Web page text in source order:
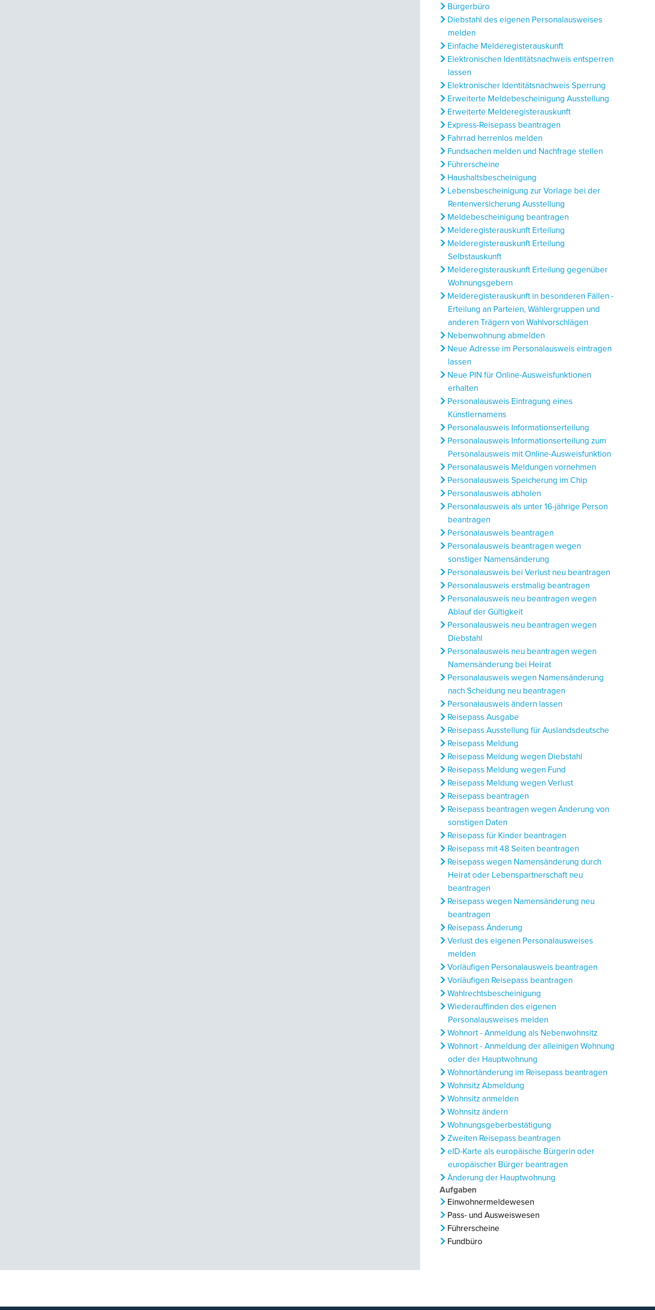
Bürgerbüro
Diebstahl des eigenen Personalausweises
melden
Einfache Melderegisterauskunft
Elektronischen Identitätsnachweis entsperren
lassen
Elektronischer Identitätsnachweis Sperrung
Erweiterte Meldebescheinigung Ausstellung
Erweiterte Melderegisterauskunft
Express-Reisepass beantragen
Fahrrad herrenlos melden
Fundsachen melden und Nachfrage stellen
Führerscheine
Haushaltsbescheinigung
Lebensbescheinigung zur Vorlage bei der
Rentenversicherung Ausstellung
Meldebescheinigung beantragen
Melderegisterauskunft Erteilung
Melderegisterauskunft Erteilung
Selbstauskunft
Melderegisterauskunft Erteilung gegenüber
Wohnungsgebern
Melderegisterauskunft in besonderen Fällen -
Erteilung an Parteien, Wählergruppen und
anderen Trägern von Wahlvorschlägen
Nebenwohnung abmelden
Neue Adresse im Personalausweis eintragen
lassen
Neue PIN für Online-Ausweisfunktionen
erhalten
Personalausweis Eintragung eines
Künstlernamens
Personalausweis Informationserteilung
Personalausweis Informationserteilung zum
Personalausweis mit Online-Ausweisfunktion
Personalausweis Meldungen vornehmen
Personalausweis Speicherung im Chip
Personalausweis abholen
Personalausweis als unter 16-jährige Person
beantragen
Personalausweis beantragen
Personalausweis beantragen wegen
sonstiger Namensänderung
Personalausweis bei Verlust neu beantragen
Personalausweis erstmalig beantragen
Personalausweis neu beantragen wegen
Ablauf der Gültigkeit
Personalausweis neu beantragen wegen
Diebstahl
Personalausweis neu beantragen wegen
Namensänderung bei Heirat
Personalausweis wegen Namensänderung
nach Scheidung neu beantragen
Personalausweis ändern lassen
Reisepass Ausgabe
Reisepass Ausstellung für Auslandsdeutsche
Reisepass Meldung
Reisepass Meldung wegen Diebstahl
Reisepass Meldung wegen Fund
Reisepass Meldung wegen Verlust
Reisepass beantragen
Reisepass beantragen wegen Änderung von
sonstigen Daten
Reisepass für Kinder beantragen
Reisepass mit 48 Seiten beantragen
Reisepass wegen Namensänderung durch
Heirat oder Lebenspartnerschaft neu
beantragen
Reisepass wegen Namensänderung neu
beantragen
Reisepass Änderung
Verlust des eigenen Personalausweises
melden
Vorläufigen Personalausweis beantragen
Vorläufigen Reisepass beantragen
Wahlrechtsbescheinigung
Wiederauffinden des eigenen
Personalausweises melden
Wohnort - Anmeldung als Nebenwohnsitz
Wohnort - Anmeldung der alleinigen Wohnung
oder der Hauptwohnung
Wohnortänderung im Reisepass beantragen
Wohnsitz Abmeldung
Wohnsitz anmelden
Wohnsitz ändern
Wohnungsgeberbestätigung
Zweiten Reisepass beantragen
eID-Karte als europäische Bürgerin oder
europäischer Bürger beantragen
Änderung der Hauptwohnung
Aufgaben
Einwohnermeldewesen
Pass- und Ausweiswesen
Führerscheine
Fundbüro